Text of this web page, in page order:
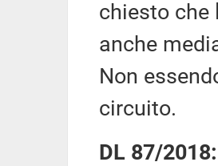
chiesto che
anche
Non
circuito.
DL 87/